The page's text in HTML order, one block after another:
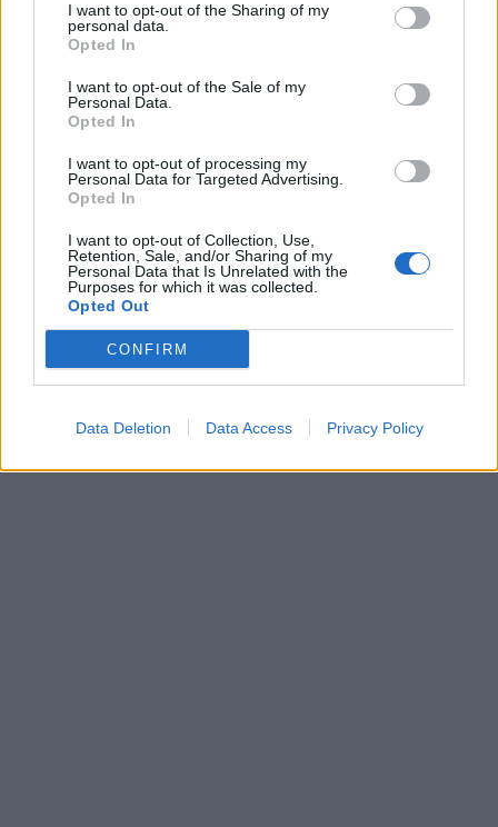
I want to opt-out of the Sharing of my
personal data.
Opted In
I want to opt-out of the Sale of my
Personal Data.
Opted In
I want to opt-out of processing my
Personal Data for Targeted Advertising.
Opted In
I want to opt-out of Collection, Use,
Retention, Sale, and/or Sharing of my
Personal Data that Is Unrelated with the
Purposes for which it was collected.
Opted Out
CONFIRM
Data Deletion Data Access Privacy Policy